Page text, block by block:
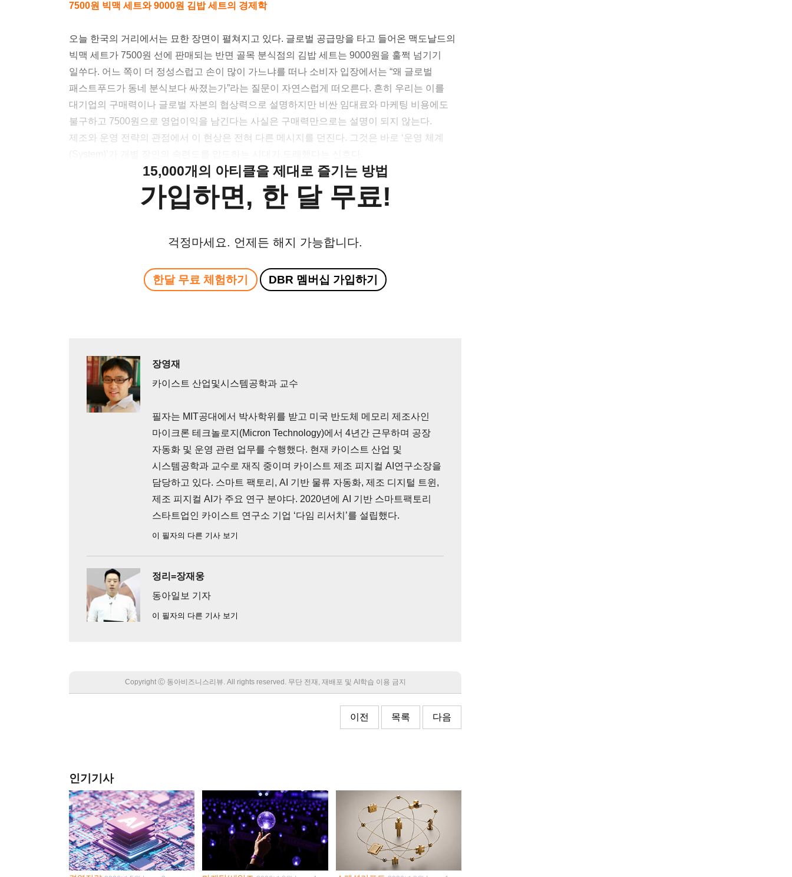
7500원 빅맥 세트와 9000원 김밥 세트의 경제학
오늘 한국의 거리에서는 묘한 장면이 펼쳐지고 있다. 글로벌 공급망을 타고 들어온 맥도날드의
빅맥 세트가 7500원 선에 판매되는 반면 골목 분식점의 김밥 세트는 9000원을 훌쩍 넘기기
일쑤다. 어느 쪽이 더 정성스럽고 손이 많이 가느냐를 떠나 소비자 입장에서는 “왜 글로벌
패스트푸드가 동네 분식보다 싸졌는가”라는 질문이 자연스럽게 떠오른다. 흔히 우리는 이를
대기업의 구매력이나 글로벌 자본의 협상력으로 설명하지만 비싼 임대료와 마케팅 비용에도
불구하고 7500원으로 영업이익을 남긴다는 사실은 구매력만으로는 설명이 되지 않는다.
제조와 운영 전략의 관점에서 이 현상은 전혀 다른 메시지를 던진다. 그것은 바로 ‘운영 체계
15,000개의 아티클을 제대로 즐기는 방법
가입하면, 한 달 무료!
걱정마세요. 언제든 해지 가능합니다.
한달 무료 체험하기 DBR 멤버십 가입하기
장영재
카이스트 산업및시스템공학과 교수
필자는 MIT공대에서 박사학위를 받고 미국 반도체 메모리 제조사인
마이크론 테크놀로지(Micron Technology)에서 4년간 근무하며 공장
자동화 및 운영 관련 업무를 수행했다. 현재 카이스트 산업 및
시스템공학과 교수로 재직 중이며 카이스트 제조 피지컬 AI연구소장을
담당하고 있다. 스마트 팩토리, AI 기반 물류 자동화, 제조 디지털 트윈,
제조 피지컬 AI가 주요 연구 분야다. 2020년에 AI 기반 스마트팩토리
스타트업인 카이스트 연구소 기업 ‘다임 리서치’를 설립했다.
이 필자의 다른 기사 보기
정리=장재웅
동아일보 기자
이 필자의 다른 기사 보기
Copyright Ⓒ 동아비즈니스리뷰. All rights reserved. 무단 전재, 재배포 및 AI학습 이용 금지
이전 목록 다음
인기기사